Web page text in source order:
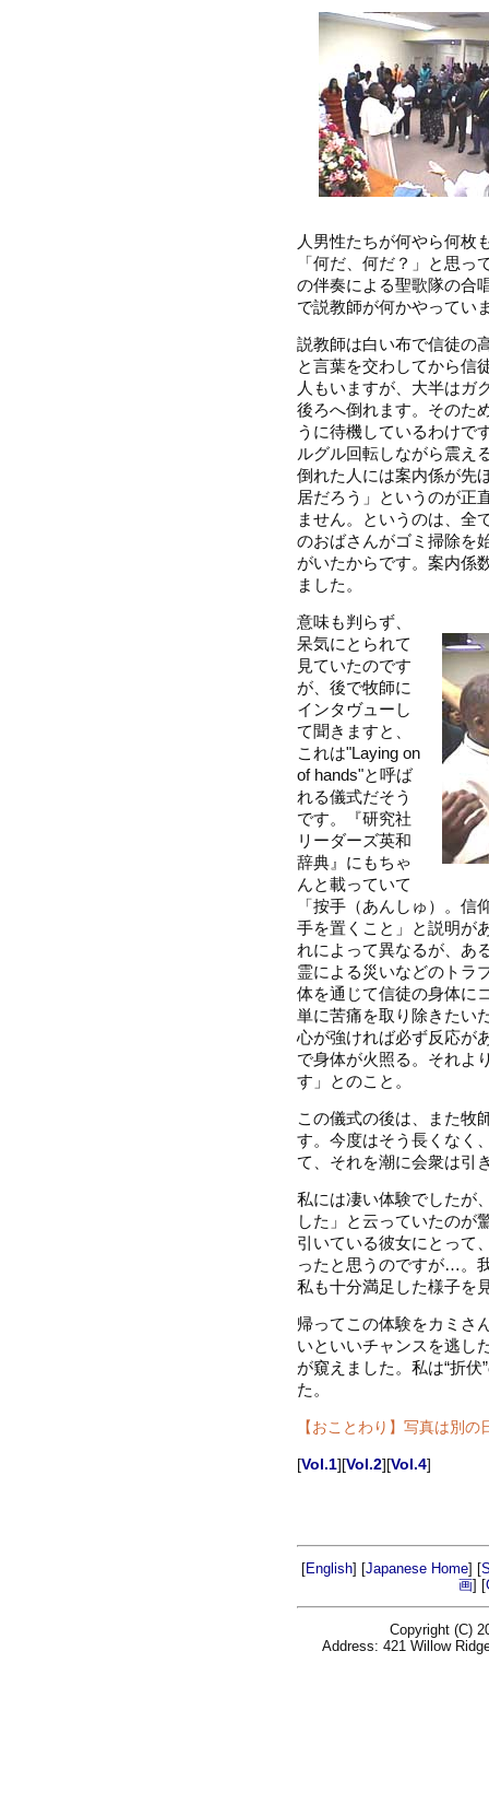
人男性たちが何やら何枚
「何だ、何だ？」と思
の伴奏による聖歌隊の合
で説教師が何かやってい
説教師は白い布で信徒の
と言葉を交わしてから信
人もいますが、大半はガ
後ろへ倒れます。そのた
うに待機しているわけで
ルグル回転しながら震え
倒れた人には案内係が先
居だろう」というのが正
ません。というのは、全
のおばさんがゴミ掃除を
がいたからです。案内係
ました。
意味も判らず、
呆気にとられて
見ていたのです
が、後で牧師に
インタヴューし
て聞きますと、
これは"Laying on
of hands"と呼ば
れる儀式だそう
です。『研究社
リーダーズ英和
辞典』にもちゃ
んと載っていて
「按手（あんしゅ）。
手を置くこと」と説明が
れによって異なるが、あ
霊による災いなどのトラ
体を通じて信徒の身体に
単に苦痛を取り除きたい
心が強ければ必ず反応が
で身体が火照る。それよ
す」とのこと。
この儀式の後は、また牧
す。今度はそう長くなく
て、それを潮に会衆は引
私には凄い体験でしたが
した」と云っていたのが
引いている彼女にとって
ったと思うのですが…。
私も十分満足した様子を
帰ってこの体験をカミさ
いといいチャンスを逃し
が窺えました。私は“折
た。
【おことわり】写真は別
[Vol.1][Vol.2][Vol.4]
[English] [Japanese Home] [
画] [
Copyright (C)
Address: 421 Willow